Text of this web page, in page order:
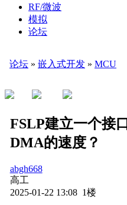
RF/微波
模拟
论坛
论坛 » 嵌入式开发 » MCU
FSLP建立一个接
DMA的速度？
abgh668
高工
2025-01-22 13:08 1楼